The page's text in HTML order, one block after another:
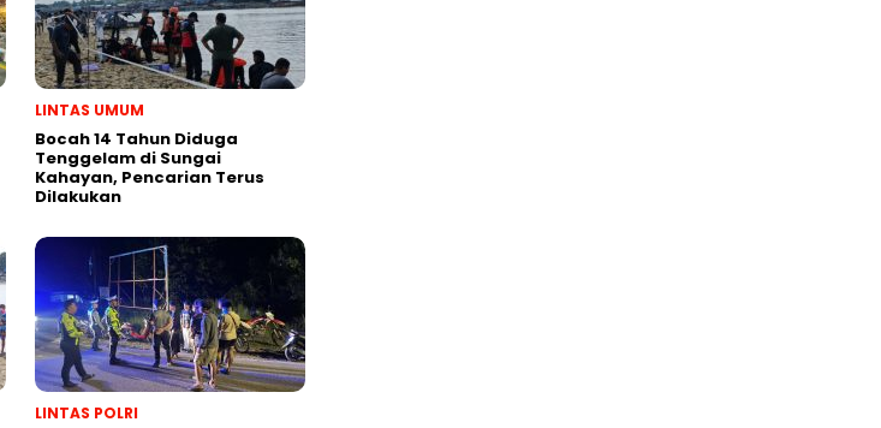
LINTAS UMUM
Bocah 14 Tahun Diduga
Tenggelam di Sungai
Kahayan, Pencarian Terus
Dilakukan
LINTAS POLRI